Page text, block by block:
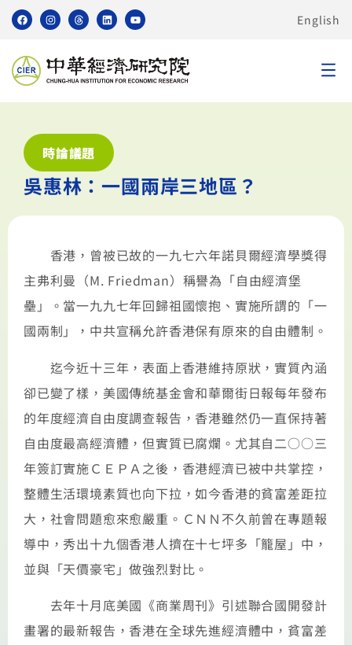
English
時論議題
吳惠林：一國兩岸三地區？
香港，曾被已故的一九七六年諾貝爾經濟學獎得
主弗利曼（M. Friedman）稱譽為「自由經濟堡
壘」。當一九九七年回歸祖國懷抱、實施所謂的「一
國兩制」，中共宣稱允許香港保有原來的自由體制。
迄今近十三年，表面上香港維持原狀，實質內涵
卻已變了樣，美國傳統基金會和華爾街日報每年發布
的年度經濟自由度調查報告，香港雖然仍一直保持著
自由度最高經濟體，但實質已腐爛。尤其自二○○三
年簽訂實施ＣＥＰＡ之後，香港經濟已被中共掌控，
整體生活環境素質也向下拉，如今香港的貧富差距拉
大，社會問題愈來愈嚴重。ＣＮＮ不久前曾在專題報
導中，秀出十九個香港人擠在十七坪多「籠屋」中，
並與「天價豪宅」做強烈對比。
去年十月底美國《商業周刊》引述聯合國開發計
畫署的最新報告，香港在全球先進經濟體中，貧富差